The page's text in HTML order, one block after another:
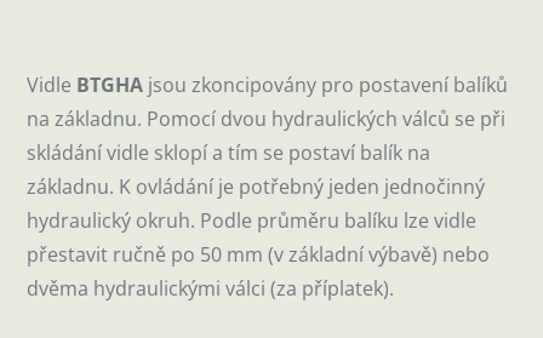
Vidle BTGHA jsou zkoncipovány pro postavení balíků
na základnu. Pomocí dvou hydraulických válců se při
skládání vidle sklopí a tím se postaví balík na
základnu. K ovládání je potřebný jeden jednočinný
hydraulický okruh. Podle průměru balíku lze vidle
přestavit ručně po 50 mm (v základní výbavě) nebo
dvěma hydraulickými válci (za příplatek).